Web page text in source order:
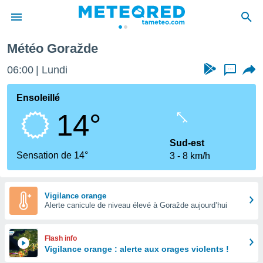
de
Météo Goražde
06:00 Lundi ...
Ensoleillé
14°
Sensation de 14°
Sud-est
3
8 km/h
Vigilance orange
Alerte canicule de niveau élevé à Goražde aujourd’hui
Flash info
Vigilance orange : alerte aux orages violents !